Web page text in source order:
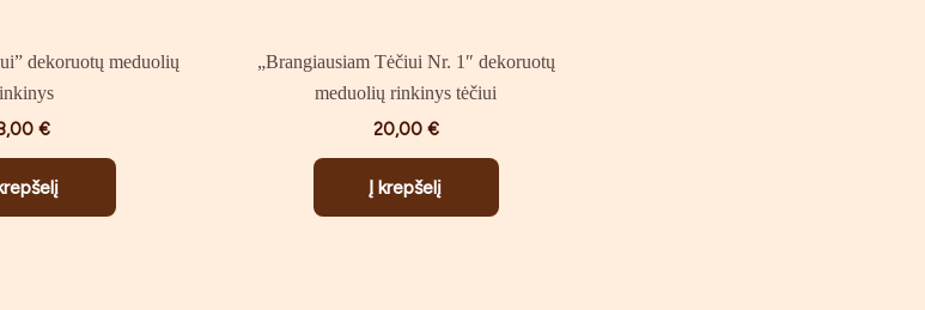
dekoruotų meduolių
€
„Brangiausiam Tėčiui Nr. 1″ dekoruotų
meduolių rinkinys tėčiui
20,00 €
Į krepšelį